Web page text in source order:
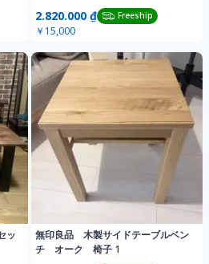
2.820.000 ₫ Freeship
￥15,000
ッ
無印良品 木製サイドテーブルベン
チ オーク 椅子 1